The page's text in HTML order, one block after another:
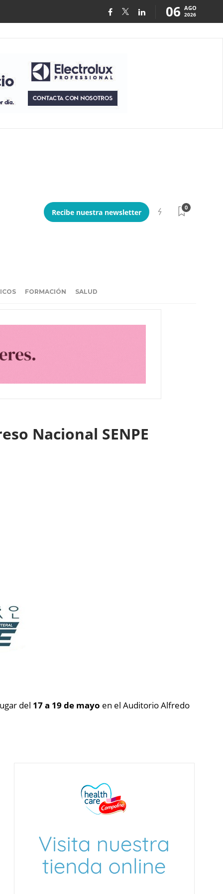
06 AGO
2026
Recibe nuestra newsletter
0
FORMACIÓN SALUD
Nacional SENPE
del 17 a 19 de mayo en el Auditorio Alfredo